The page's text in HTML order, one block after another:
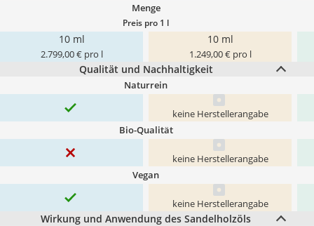
Menge
Preis pro 1 l
10 ml
2.799,00 € pro l
10 ml
1.249,00 € pro l
Qualität und Nachhaltigkeit
Naturrein
keine Herstellerangabe
Bio-Qualität
keine Herstellerangabe
Vegan
keine Herstellerangabe
Wirkung und Anwendung des Sandelholzöls